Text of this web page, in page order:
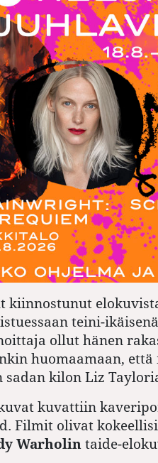
kiinnostunut
teini-
ollut hänen
huomaamaan,
sadan kilon Liz
kuvattiin
Filmit olivat
Warholin taide-